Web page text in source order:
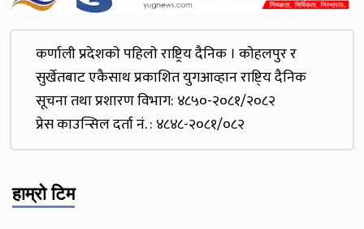
कर्णाली प्रदेशकाे पहिलाे राष्ट्रिय दैनिक । काेहलपुर र
सुर्खेतबाट एकैसाथ प्रकाशित युगआव्हान राष्टि्य दैनिक
सूचना तथा प्रशारण विभाग: ४८५०-२०८१/२०८२
प्रेस काउन्सिल दर्ता नं. : ४८४८-२०८१/०८२
हाम्रो टिम